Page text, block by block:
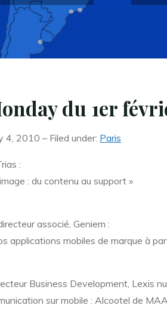
du 1er
4, 2010 – Filed under: Paris
:
: du contenu au support »
associé, Geniem :
applications mobiles de marque à
Business Development, Lexis
sur mobile : Alcootel de